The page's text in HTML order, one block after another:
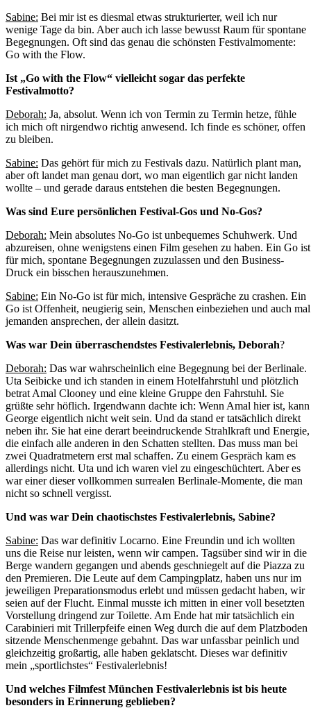
Sabine: Bei mir ist es diesmal etwas strukturierter, weil ich nur
wenige Tage da bin. Aber auch ich lasse bewusst Raum für spontane
Begegnungen. Oft sind das genau die schönsten Festivalmomente:
Go with the Flow.
Ist „Go with the Flow“ vielleicht sogar das perfekte
Festivalmotto?
Deborah: Ja, absolut. Wenn ich von Termin zu Termin hetze, fühle
ich mich oft nirgendwo richtig anwesend. Ich finde es schöner, offen
zu bleiben.
Sabine: Das gehört für mich zu Festivals dazu. Natürlich plant man,
aber oft landet man genau dort, wo man eigentlich gar nicht landen
wollte – und gerade daraus entstehen die besten Begegnungen.
Was sind Eure persönlichen Festival-Gos und No-Gos?
Deborah: Mein absolutes No-Go ist unbequemes Schuhwerk. Und
abzureisen, ohne wenigstens einen Film gesehen zu haben. Ein Go ist
für mich, spontane Begegnungen zuzulassen und den Business-
Druck ein bisschen herauszunehmen.
Sabine: Ein No-Go ist für mich, intensive Gespräche zu crashen. Ein
Go ist Offenheit, neugierig sein, Menschen einbeziehen und auch mal
jemanden ansprechen, der allein dasitzt.
Was war Dein überraschendstes Festivalerlebnis, Deborah?
Deborah: Das war wahrscheinlich eine Begegnung bei der Berlinale.
Uta Seibicke und ich standen in einem Hotelfahrstuhl und plötzlich
betrat Amal Clooney und eine kleine Gruppe den Fahrstuhl. Sie
grüßte sehr höflich. Irgendwann dachte ich: Wenn Amal hier ist, kann
George eigentlich nicht weit sein. Und da stand er tatsächlich direkt
neben ihr. Sie hat eine derart beeindruckende Strahlkraft und Energie,
die einfach alle anderen in den Schatten stellten. Das muss man bei
zwei Quadratmetern erst mal schaffen. Zu einem Gespräch kam es
allerdings nicht. Uta und ich waren viel zu eingeschüchtert. Aber es
war einer dieser vollkommen surrealen Berlinale-Momente, die man
nicht so schnell vergisst.
Und was war Dein chaotischstes Festivalerlebnis, Sabine?
Sabine: Das war definitiv Locarno. Eine Freundin und ich wollten
uns die Reise nur leisten, wenn wir campen. Tagsüber sind wir in die
Berge wandern gegangen und abends geschniegelt auf die Piazza zu
den Premieren. Die Leute auf dem Campingplatz, haben uns nur im
jeweiligen Preparationsmodus erlebt und müssen gedacht haben, wir
seien auf der Flucht. Einmal musste ich mitten in einer voll besetzten
Vorstellung dringend zur Toilette. Am Ende hat mir tatsächlich ein
Carabinieri mit Trillerpfeife einen Weg durch die auf dem Platzboden
sitzende Menschenmenge gebahnt. Das war unfassbar peinlich und
gleichzeitig großartig, alle haben geklatscht. Dieses war definitiv
mein „sportlichstes“ Festivalerlebnis!
Und welches Filmfest München Festivalerlebnis ist bis heute
besonders in Erinnerung geblieben?